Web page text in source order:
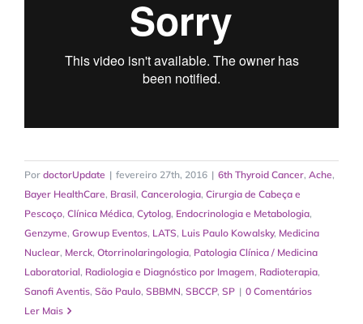
Por doctorUpdate | fevereiro 27th, 2016 | 6th Thyroid Cancer, Ache,
Bayer HealthCare, Brasil, Cancerologia, Cirurgia de Cabeça e
Pescoço, Clínica Médica, Cytolog, Endocrinologia e Metabologia,
Genzyme, Growup Eventos, LATS, Luis Paulo Kowalsky, Medicina
Nuclear, Merck, Otorrinolaringologia, Patologia Clínica / Medicina
Laboratorial, Radiologia e Diagnóstico por Imagem, Radioterapia,
Sanofi Aventis, São Paulo, SBBMN, SBCCP, SP | 0 Comentários
Ler Mais